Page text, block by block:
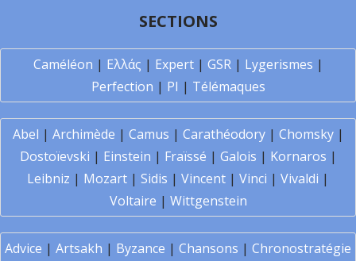
SECTIONS
Caméléon | Ελλάς | Expert| GSR| Lygerismes |
Perfection | PI | Télémaques
Abel | Archimède | Camus | Carathéodory| Chomsky|
Dostoïevski | Einstein | Fraïssé | Galois | Kornaros |
Leibniz | Mozart | Sidis | Vincent | Vinci | Vivaldi |
Voltaire | Wittgenstein
Advice | Artsakh | Byzance | Chansons | Chronostratégie